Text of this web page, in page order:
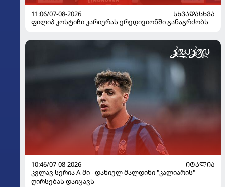
11:06/07-08-2026
ᲡᲮᲕᲐᲓᲐᲡᲮᲕᲐ
ფილიპ კოსტიჩი კარიერას ერედივიონში განაგრძობს
10:46/07-08-2026
ᲘᲢᲐᲚᲘᲐ
კვლავ სერია A-ში - დანიელ მალდინი "კალიარის"
ღირსებას დაიცავს